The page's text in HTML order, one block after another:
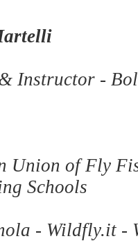
Instructor -
Union of Fly
Schools
- Wildfly.it